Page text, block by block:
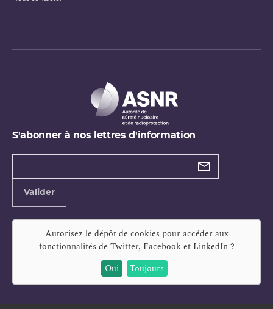
S'abonner à nos lettres d'information
Types de
Valider
Autorisez le dépôt de cookies pour accéder aux
fonctionnalités de Twitter, Facebook et LinkedIn?
Oui
Toujours